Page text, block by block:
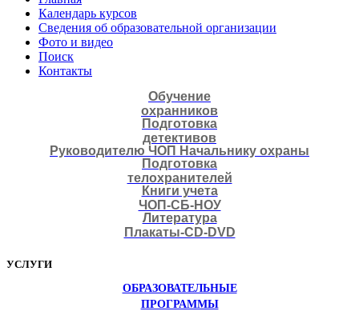
Календарь курсов
Сведения об образовательной организации
Фото и видео
Поиск
Контакты
Обучение
охранников
Подготовка
детективов
Руководителю ЧОП Начальнику охраны
Подготовка
телохранителей
Книги учета
ЧОП-СБ-НОУ
Литература
Плакаты-CD-DVD
УСЛУГИ
ОБРАЗОВАТЕЛЬНЫЕ
ПРОГРАММЫ